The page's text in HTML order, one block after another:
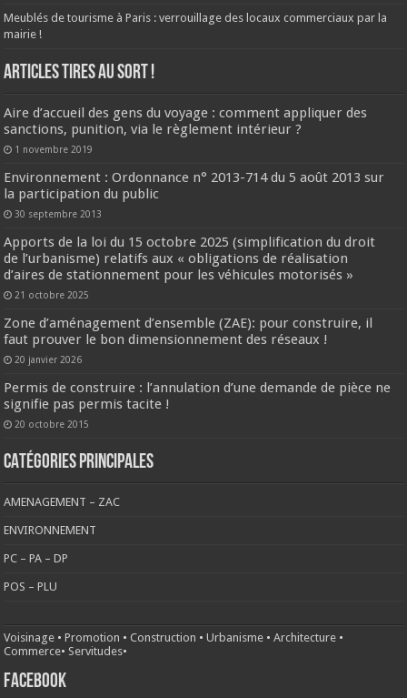
Meublés de tourisme à Paris : verrouillage des locaux commerciaux par la
mairie !
ARTICLES TIRES AU SORT !
Aire d’accueil des gens du voyage : comment appliquer des
sanctions, punition, via le règlement intérieur ?
1 novembre 2019
Environnement : Ordonnance n° 2013-714 du 5 août 2013 sur
la participation du public
30 septembre 2013
Apports de la loi du 15 octobre 2025 (simplification du droit
de l’urbanisme) relatifs aux « obligations de réalisation
d’aires de stationnement pour les véhicules motorisés »
21 octobre 2025
Zone d’aménagement d’ensemble (ZAE): pour construire, il
faut prouver le bon dimensionnement des réseaux !
20 janvier 2026
Permis de construire : l’annulation d’une demande de pièce ne
signifie pas permis tacite !
20 octobre 2015
CATÉGORIES PRINCIPALES
AMENAGEMENT – ZAC
ENVIRONNEMENT
PC – PA – DP
POS – PLU
Voisinage •Promotion •Construction •Urbanisme •Architecture •
Commerce• Servitudes•
FACEBOOK